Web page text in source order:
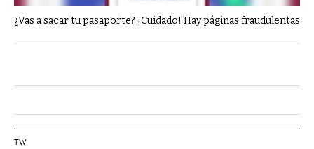
¿Vas a sacar tu pasaporte? ¡Cuidado! Hay páginas fraudulentas
TW